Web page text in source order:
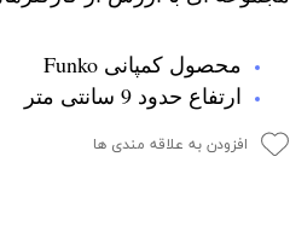
محصول کمپانی Funko
ارتفاع حدود 9 سانتی متر
افزودن به علاقه مندی ها